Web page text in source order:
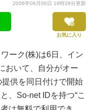
2006年06月06日 16時28分更新
お気に入り
ーク(株)は6日、イン
おいて、自分がオー
提供を同日付けで開始
、So-net IDを持つ“こ